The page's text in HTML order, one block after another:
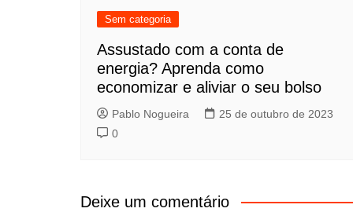
Sem categoria
Assustado com a conta de
energia? Aprenda como
economizar e aliviar o seu bolso
Pablo Nogueira
25 de outubro de 2023
0
Deixe um comentário